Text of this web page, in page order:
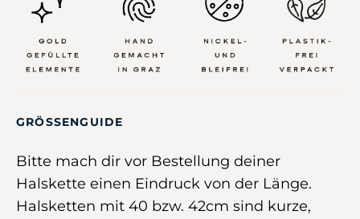
GRÖSSENGUIDE
Bitte mach dir vor Bestellung deiner
Halskette einen Eindruck von der Länge.
Halsketten mit 40 bzw. 42cm sind kurze,